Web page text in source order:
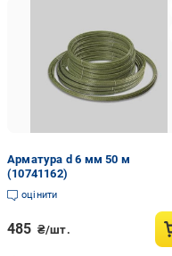
Арматура d 6 мм 50 м
(10741162)
оцінити
485 ₴/шт.